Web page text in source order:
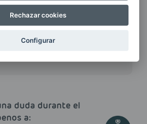
por cualquier medio, incluido
duda durante el
a:
Rechazar cookies
Configurar